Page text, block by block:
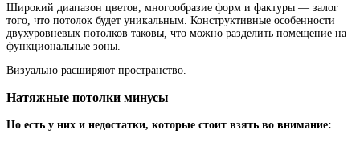
Широкий диапазон цветов, многообразие форм и фактуры — залог
того, что потолок будет уникальным. Конструктивные особенности
двухуровневых потолков таковы, что можно разделить помещение на
функциональные зоны.
Визуально расширяют пространство.
Натяжные потолки минусы
Но есть у них и недостатки, которые стоит взять во внимание: